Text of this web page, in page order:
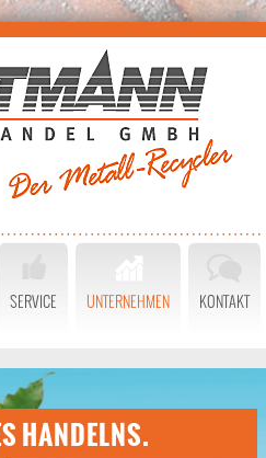
SERVICE UNTERNEHMEN KONTAKT
HANDELNS.